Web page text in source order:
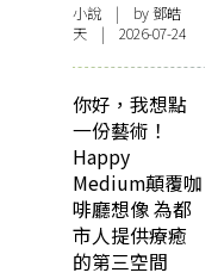
小說 | by 鄧皓
天 | 2026-07-24
你好，我想點
一份藝術！
Happy
Medium顛覆咖
啡廳想像 為都
市人提供療癒
的第三空間